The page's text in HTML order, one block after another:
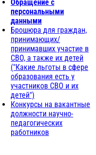
Обращение с
персональными
данными
Брошюра для граждан,
принимающих/
принимавших участие в
СВО, а также их детей
("Какие льготы в сфере
образования есть у
участников СВО и их
детей")
Конкурсы на вакантные
должности научно-
педагогических
работников